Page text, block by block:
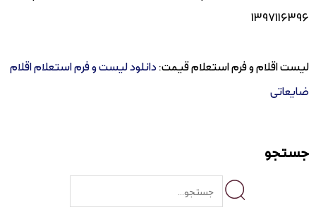
1397116396
لیست اقلام و فرم استعلام قیمت: دانلود لیست و فرم استعلام اقلام
ضایعاتی
جستجو